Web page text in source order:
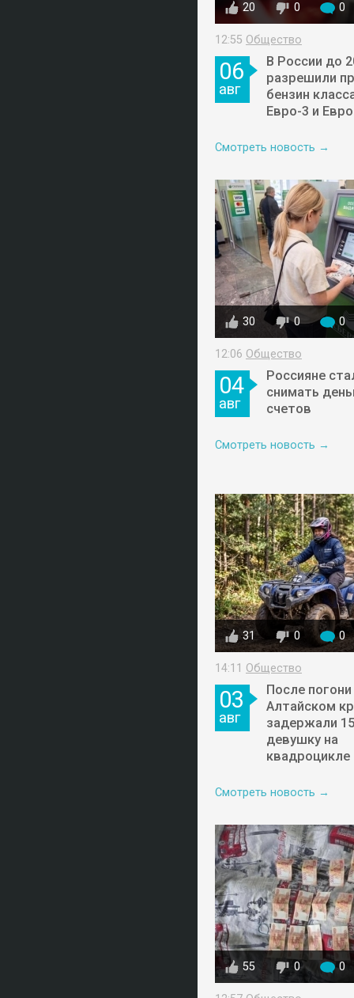
20 0 0
12:55 Общество
06
авг
В России до
разрешили
бензин
Евро-3 и
Смотреть новость →
30 0 0
12:06 Общество
04
авг
Россияне
снимать
счетов
Смотреть новость →
31 0 0
14:11 Общество
03
авг
После
Алтайском
задержали
девушку на
квадроцикле
Смотреть новость →
55 0 0